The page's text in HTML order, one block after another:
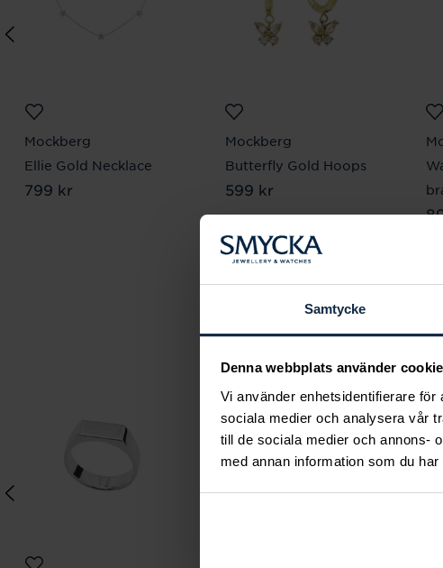
Samtycke
Denna webbplats använder
Vi använder enhetsidentifierare
sociala medier och analysera vår
till de sociala medier och annons-
med annan information som du
Mockberg
Ellie Gold Necklace
Pris :799 kr
799 kr
Mockberg
Butterfly Gold Hoops
Pris:599 kr
599 kr